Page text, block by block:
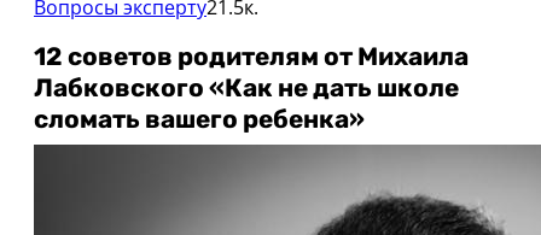
Вопросы эксперту21.5к.
12 советов родителям от Михаила
Лабковского «Как не дать школе
сломать вашего ребенка»